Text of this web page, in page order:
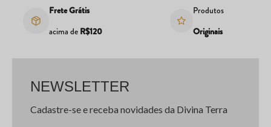
Frete Grátis
acima de R$120
Produtos
Originais
NEWSLETTER
Cadastre-se e receba novidades da Divina Terra